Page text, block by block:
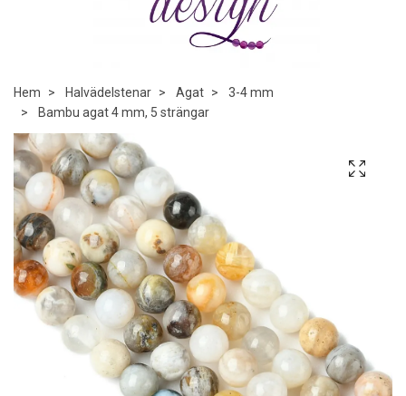
Hem Halvädelstenar Agat
3-4 mm
Bambu agat 4 mm, 5 strängar